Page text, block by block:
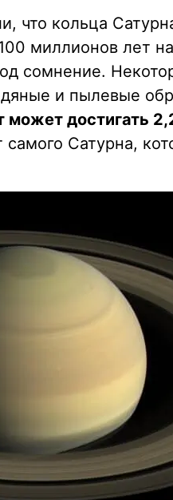
что кольца
миллионов лет
сомнение.
и пылевые
может достигать
Сатурна,